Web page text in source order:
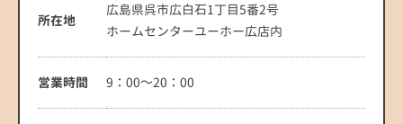
所在地
広島県呉市広白石1丁目5番2号
ホームセンターユーホー広店内
営業時間 9：00～20：00